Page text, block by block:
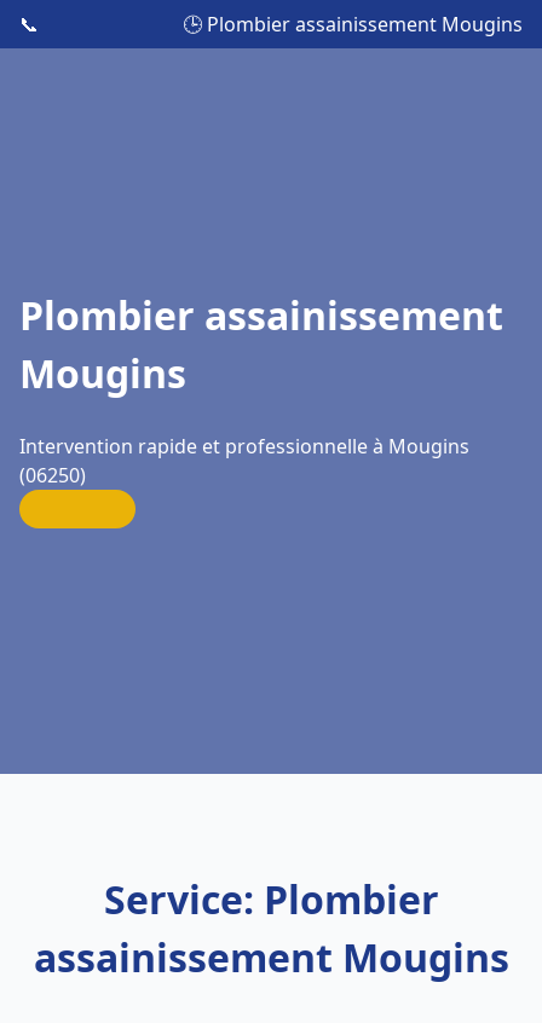
📞 🕒 Plombier assainissement Mougins
Plombier assainissement
Mougins
Intervention rapide et professionnelle à Mougins
(06250)
Service: Plombier
assainissement Mougins